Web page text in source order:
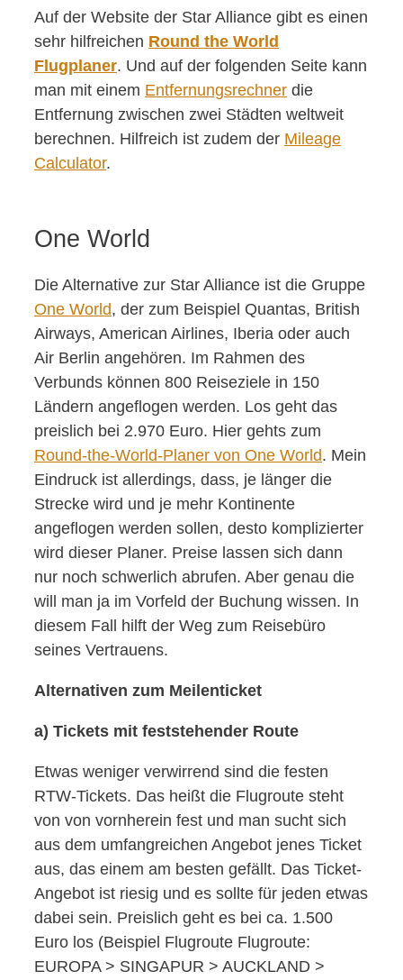
Auf der Website der Star Alliance gibt es einen
sehr hilfreichen Round the World
Flugplaner. Und auf der folgenden Seite kann
man mit einem Entfernungsrechner die
Entfernung zwischen zwei Städten weltweit
berechnen. Hilfreich ist zudem der Mileage
Calculator.
One World
Die Alternative zur Star Alliance ist die Gruppe
One World, der zum Beispiel Quantas, British
Airways, American Airlines, Iberia oder auch
Air Berlin angehören. Im Rahmen des
Verbunds können 800 Reiseziele in 150
Ländern angeflogen werden. Los geht das
preislich bei 2.970 Euro. Hier gehts zum
Round-the-World-Planer von One World. Mein
Eindruck ist allerdings, dass, je länger die
Strecke wird und je mehr Kontinente
angeflogen werden sollen, desto komplizierter
wird dieser Planer. Preise lassen sich dann
nur noch schwerlich abrufen. Aber genau die
will man ja im Vorfeld der Buchung wissen. In
diesem Fall hilft der Weg zum Reisebüro
seines Vertrauens.
Alternativen zum Meilenticket
a) Tickets mit feststehender Route
Etwas weniger verwirrend sind die festen
RTW-Tickets. Das heißt die Flugroute steht
von von vornherein fest und man sucht sich
aus dem umfangreichen Angebot jenes Ticket
aus, das einem am besten gefällt. Das Ticket-
Angebot ist riesig und es sollte für jeden etwas
dabei sein. Preislich geht es bei ca. 1.500
Euro los (Beispiel Flugroute Flugroute:
EUROPA > SINGAPUR > AUCKLAND >